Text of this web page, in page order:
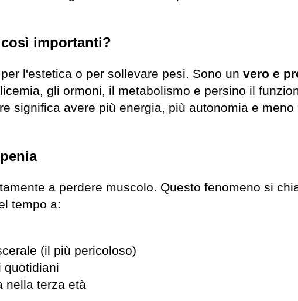
importanti?
l'estetica o per sollevare pesi. Sono un vero e
gli ormoni, il metabolismo e persino il
significa avere più energia, più autonomia e meno
a perdere muscolo. Questo fenomeno si
tempo a:
(il più pericoloso)
quotidiani
nella terza età